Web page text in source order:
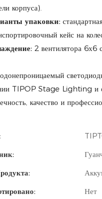
корпуса).
упаковки:
кейс на
2 вентилятора 6х6
TIPOP Stage Lighting и
качество и
Нет